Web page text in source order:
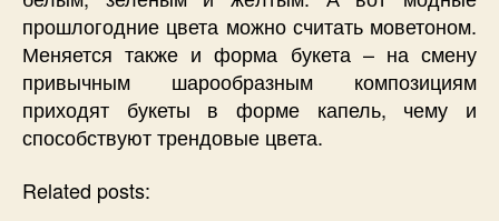
прошлогодние цвета можно считать моветоном.
Меняется также и форма букета – на смену
привычным шарообразным композициям
приходят букеты в форме капель, чему и
способствуют трендовые цвета.
Related posts: